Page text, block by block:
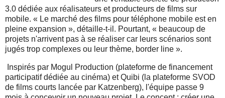
3.0 dédiée aux réalisateurs et producteurs de films sur
mobile. « Le marché des films pour téléphone mobile est en
pleine expansion », détaille-t-il. Pourtant, « beaucoup de
projets n'arrivent pas à se réaliser car leurs scénarios sont
jugés trop complexes ou leur thème, border line ».
Inspirés par Mogul Production (plateforme de financement
participatif dédiée au cinéma) et Quibi (la plateforme SVOD
de films courts lancée par Katzenberg), l'équipe passe 9